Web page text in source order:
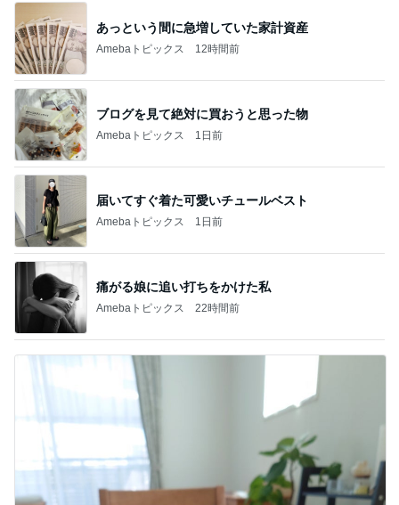
あっという間に急増していた家計資産
Amebaトピックス 12時間前
ブログを見て絶対に買おうと思った物
Amebaトピックス 1日前
届いてすぐ着た可愛いチュールベスト
Amebaトピックス 1日前
痛がる娘に追い打ちをかけた私
Amebaトピックス 22時間前